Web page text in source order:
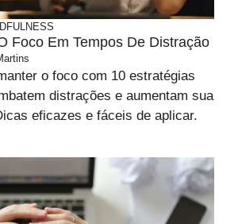
Foco Em Tempos De Distração
o foco com 10 estratégias
distrações e aumentam sua
eficazes e fáceis de aplicar.